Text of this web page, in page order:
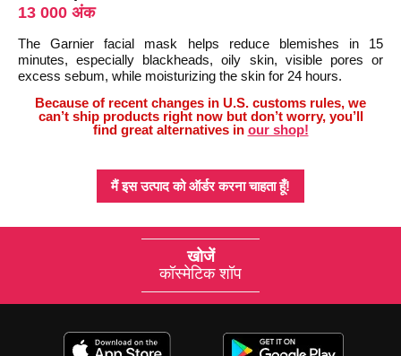
13 000 अंक
The Garnier facial mask helps reduce blemishes in 15
minutes, especially blackheads, oily skin, visible pores or
excess sebum, while moisturizing the skin for 24 hours.
Because of recent changes in U.S. customs rules, we
can’t ship products right now but don’t worry, you’ll
find great alternatives in our shop!
मैं इस उत्पाद को ऑर्डर करना चाहता हूँ!
खोजें
कॉस्मेटिक शॉप